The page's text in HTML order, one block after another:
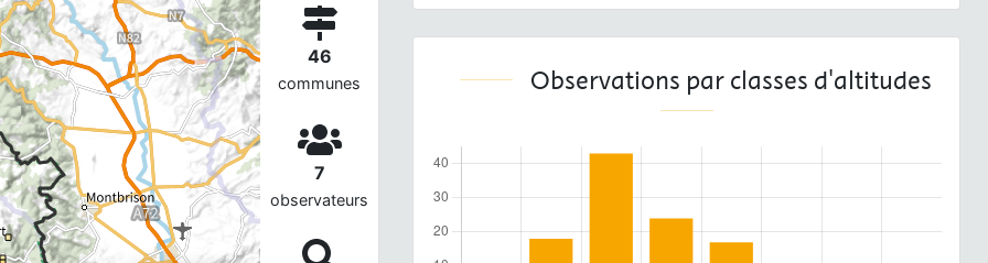
46
communes
7
observateurs
Observations par classes d'altitudes